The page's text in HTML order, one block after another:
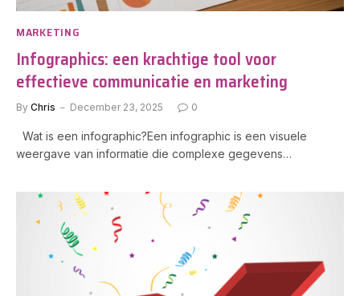
MARKETING
Infographics: een krachtige tool voor
effectieve communicatie en marketing
By Chris December 23, 2025 0
Wat is een infographic?Een infographic is een visuele
weergave van informatie die complexe gegevens…